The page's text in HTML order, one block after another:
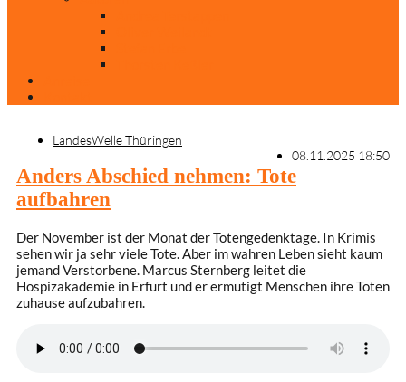
LandesWelle Thüringen
08.11.2025 18:50
Anders Abschied nehmen: Tote
aufbahren
Der November ist der Monat der Totengedenktage. In Krimis
sehen wir ja sehr viele Tote. Aber im wahren Leben sieht kaum
jemand Verstorbene. Marcus Sternberg leitet die
Hospizakademie in Erfurt und er ermutigt Menschen ihre Toten
zuhause aufzubahren.